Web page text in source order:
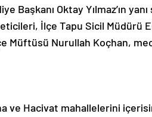
Başkanı Oktay Yılmaz’ın yanı
İlçe Tapu Sicil Müdürü
Müftüsü Nurullah Koçhan,
ve Hacivat mahallelerini